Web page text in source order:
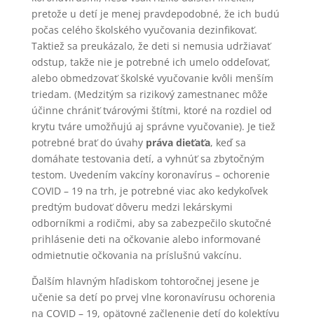
pretože u detí je menej pravdepodobné, že ich budú
počas celého školského vyučovania dezinfikovať.
Taktiež sa preukázalo, že deti si nemusia udržiavať
odstup, takže nie je potrebné ich umelo oddeľovať,
alebo obmedzovať školské vyučovanie kvôli menším
triedam. (Medzitým sa rizikový zamestnanec môže
účinne chrániť tvárovými štítmi, ktoré na rozdiel od
krytu tváre umožňujú aj správne vyučovanie). Je tiež
potrebné brať do úvahy práva dieťaťa, keď sa
domáhate testovania detí, a vyhnúť sa zbytočným
testom. Uvedením vakcíny koronavírus – ochorenie
COVID – 19 na trh, je potrebné viac ako kedykoľvek
predtým budovať dôveru medzi lekárskymi
odborníkmi a rodičmi, aby sa zabezpečilo skutočné
prihlásenie deti na očkovanie alebo informované
odmietnutie očkovania na príslušnú vakcínu.
Ďalším hlavným hľadiskom tohtoročnej jesene je
učenie sa detí po prvej vlne koronavírusu ochorenia
na COVID – 19, opätovné začlenenie detí do kolektívu